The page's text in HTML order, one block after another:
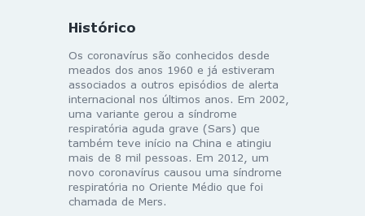
Histórico
Os coronavírus são conhecidos desde
meados dos anos 1960 e já estiveram
associados a outros episódios de alerta
internacional nos últimos anos. Em 2002,
uma variante gerou a síndrome
respiratória aguda grave (Sars) que
também teve início na China e atingiu
mais de 8 mil pessoas. Em 2012, um
novo coronavírus causou uma síndrome
respiratória no Oriente Médio que foi
chamada de Mers.